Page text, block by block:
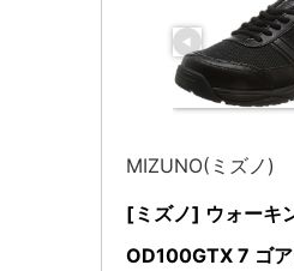
MIZUNO(ミズノ)
[ミズノ] ウォーキ
OD100GTX 7 ゴ